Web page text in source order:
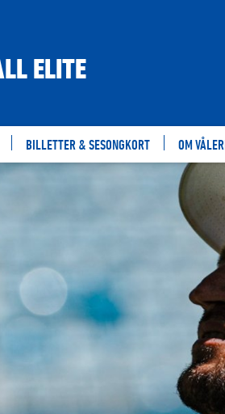
ELITE
BILLETTER & SESONGKORT OM